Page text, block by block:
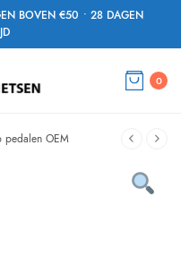
BOVEN €50 • 28 DAGEN
0
pedalen OEM